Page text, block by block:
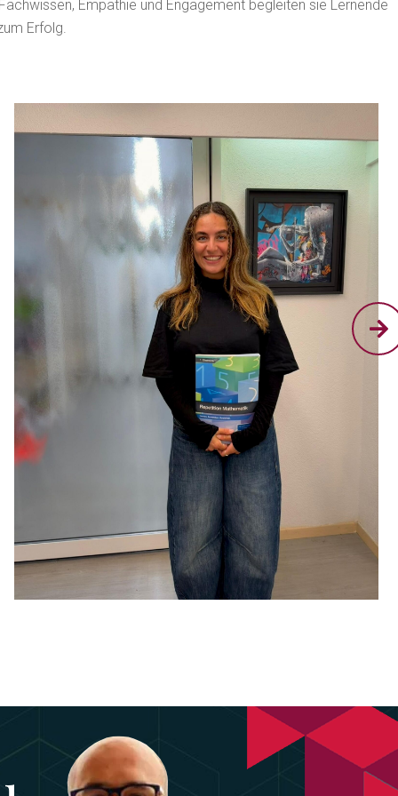
Empathie und Engagement begleiten sie Lernende
Erfolg.